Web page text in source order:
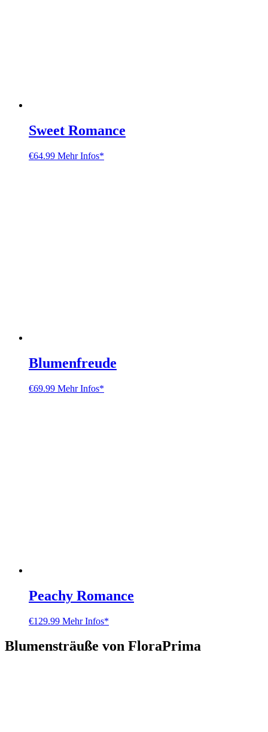
Sweet Romance
€64.99 Mehr Infos*
Blumenfreude
€69.99 Mehr Infos*
Peachy Romance
€129.99 Mehr Infos*
Blumensträuße von FloraPrima